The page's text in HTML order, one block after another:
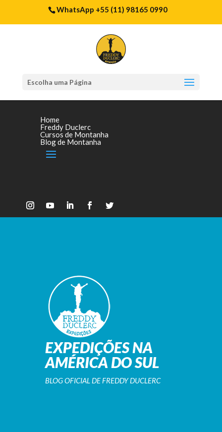
WhatsApp +55 (11) 98165 0990
Escolha uma Página
Home
Freddy Duclerc
Cursos de Montanha
Blog de Montanha
EXPEDIÇÕES NA
AMÉRICA DO SUL
BLOG OFICIAL DE FREDDY DUCLERC